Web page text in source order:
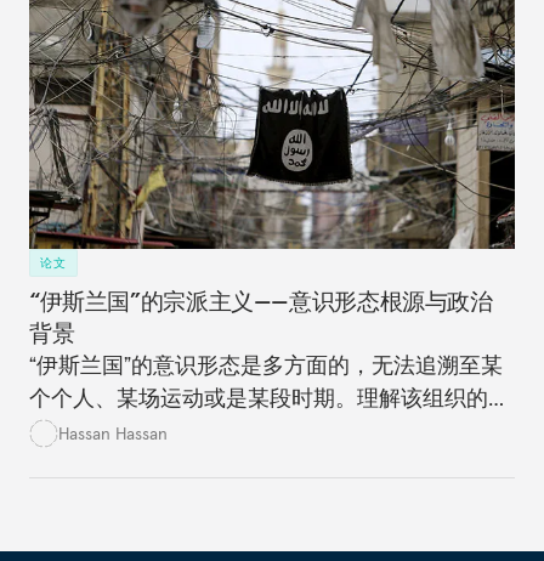
论文
“伊斯兰国”的宗派主义——意识形态根源与政治
背景
“伊斯兰国”的意识形态是多方面的，无法追溯至某
个个人、某场运动或是某段时期。理解该组织的意
识形态对于战胜它而言至关重要。
Hassan Hassan